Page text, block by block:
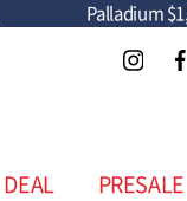
Palladium
DEAL PRESALE